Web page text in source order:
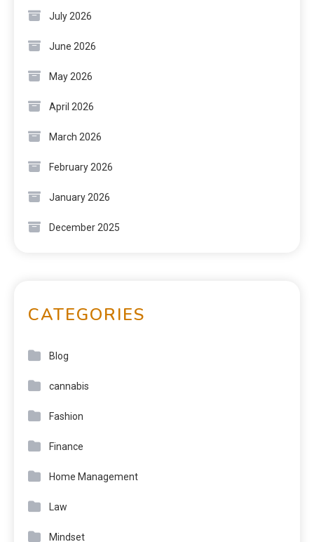
July 2026
June 2026
May 2026
April 2026
March 2026
February 2026
January 2026
December 2025
CATEGORIES
Blog
cannabis
Fashion
Finance
Home Management
Law
Mindset